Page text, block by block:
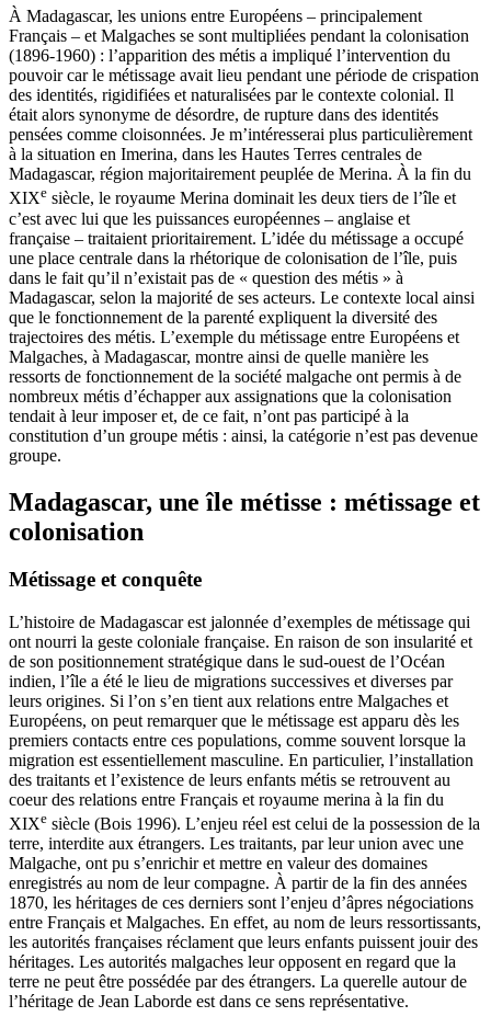
À Madagascar, les unions entre Européens – principalement
Français – et Malgaches se sont multipliées pendant la colonisation
(1896-1960) : l’apparition des métis a impliqué l’intervention du
pouvoir car le métissage avait lieu pendant une période de crispation
des identités, rigidifiées et naturalisées par le contexte colonial. Il
était alors synonyme de désordre, de rupture dans des identités
pensées comme cloisonnées. Je m’intéresserai plus particulièrement
à la situation en Imerina, dans les Hautes Terres centrales de
Madagascar, région majoritairement peuplée de Merina. À la fin du
XIXe siècle, le royaume Merina dominait les deux tiers de l’île et
c’est avec lui que les puissances européennes – anglaise et
française – traitaient prioritairement. L’idée du métissage a occupé
une place centrale dans la rhétorique de colonisation de l’île, puis
dans le fait qu’il n’existait pas de « question des métis » à
Madagascar, selon la majorité de ses acteurs. Le contexte local ainsi
que le fonctionnement de la parenté expliquent la diversité des
trajectoires des métis. L’exemple du métissage entre Européens et
Malgaches, à Madagascar, montre ainsi de quelle manière les
ressorts de fonctionnement de la société malgache ont permis à de
nombreux métis d’échapper aux assignations que la colonisation
tendait à leur imposer et, de ce fait, n’ont pas participé à la
constitution d’un groupe métis : ainsi, la catégorie n’est pas devenue
groupe.
Madagascar, une île métisse : métissage et
colonisation
Métissage et conquête
L’histoire de Madagascar est jalonnée d’exemples de métissage qui
ont nourri la geste coloniale française. En raison de son insularité et
de son positionnement stratégique dans le sud-ouest de l’Océan
indien, l’île a été le lieu de migrations successives et diverses par
leurs origines. Si l’on s’en tient aux relations entre Malgaches et
Européens, on peut remarquer que le métissage est apparu dès les
premiers contacts entre ces populations, comme souvent lorsque la
migration est essentiellement masculine. En particulier, l’installation
des traitants et l’existence de leurs enfants métis se retrouvent au
coeur des relations entre Français et royaume merina à la fin du
XIXe siècle (Bois 1996). L’enjeu réel est celui de la possession de la
terre, interdite aux étrangers. Les traitants, par leur union avec une
Malgache, ont pu s’enrichir et mettre en valeur des domaines
enregistrés au nom de leur compagne. À partir de la fin des années
1870, les héritages de ces derniers sont l’enjeu d’âpres négociations
entre Français et Malgaches. En effet, au nom de leurs ressortissants,
les autorités françaises réclament que leurs enfants puissent jouir des
héritages. Les autorités malgaches leur opposent en regard que la
terre ne peut être possédée par des étrangers. La querelle autour de
l’héritage de Jean Laborde est dans ce sens représentative.